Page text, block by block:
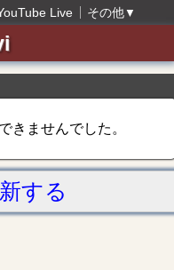
Live その他▼
きませんでした。
する